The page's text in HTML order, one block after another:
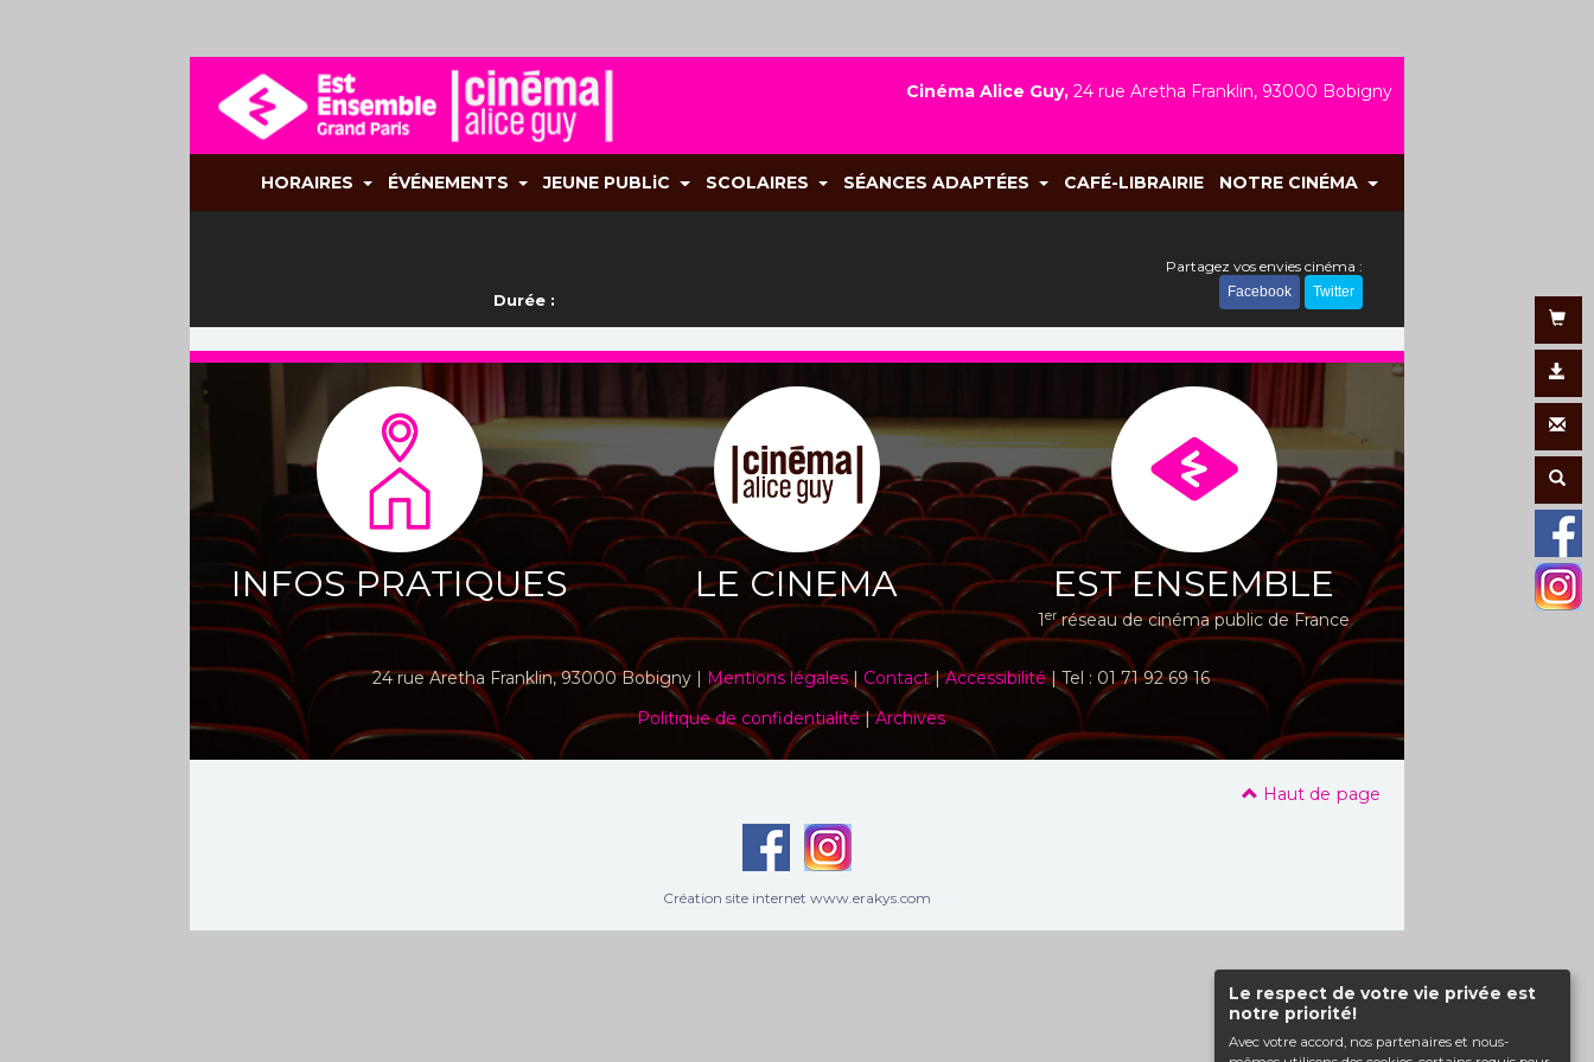
Le respect de votre vie privée est
notre priorité!
Avec votre accord, nos partenaires et nous-
HORAIRES ÉVÉNEMENTS JEUNE PUBLiC SCOLAIRES SÉANCES ADAPTÉES CAFÉ-LIBRAIRIE NOTRE CINÉMA
Cinéma Alice Guy, 24 rue Aretha Franklin, 93000 Bobigny
Durée :
Partagez vos envies cinéma :
Facebook Twitter
INFOS PRATIQUES LE CINEMA EST ENSEMBLE
1erréseau de cinéma public de France
24 rue Aretha Franklin, 93000 Bobigny | Mentions légales| Contact|Accessibilité| Tel : 01 71 92 69 16
Politique de confidentialité|Archives
Haut de page
Création site internet www.erakys.com